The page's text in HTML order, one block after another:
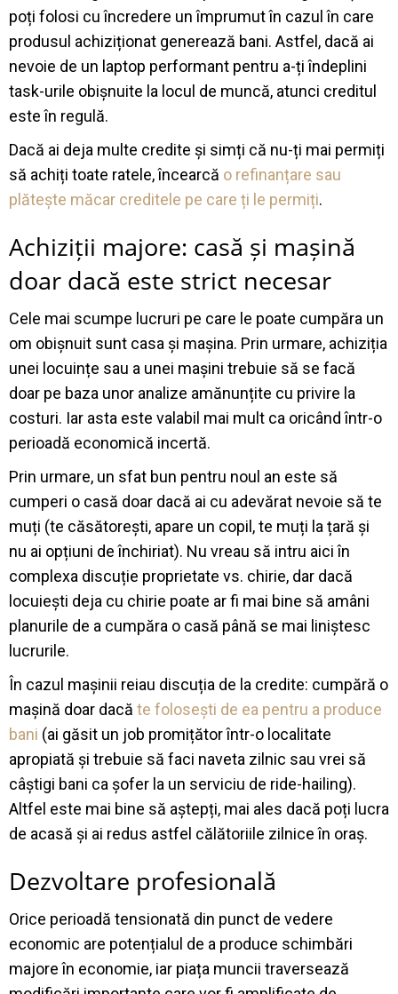
poți folosi cu încredere un împrumut în cazul în care
produsul achiziționat generează bani. Astfel, dacă ai
nevoie de un laptop performant pentru a-ți îndeplini
task-urile obișnuite la locul de muncă, atunci creditul
este în regulă.
Dacă ai deja multe credite și simți că nu-ți mai permiți
să achiți toate ratele, încearcă o refinanțare sau
plătește măcar creditele pe care ți le permiți.
Achiziții majore: casă și mașină
doar dacă este strict necesar
Cele mai scumpe lucruri pe care le poate cumpăra un
om obișnuit sunt casa și mașina. Prin urmare, achiziția
unei locuințe sau a unei mașini trebuie să se facă
doar pe baza unor analize amănunțite cu privire la
costuri. Iar asta este valabil mai mult ca oricând într-o
perioadă economică incertă.
Prin urmare, un sfat bun pentru noul an este să
cumperi o casă doar dacă ai cu adevărat nevoie să te
muți (te căsătorești, apare un copil, te muți la țară și
nu ai opțiuni de închiriat). Nu vreau să intru aici în
complexa discuție proprietate vs. chirie, dar dacă
locuiești deja cu chirie poate ar fi mai bine să amâni
planurile de a cumpăra o casă până se mai liniștesc
lucrurile.
În cazul mașinii reiau discuția de la credite: cumpără o
mașină doar dacă te folosești de ea pentru a produce
bani (ai găsit un job promițător într-o localitate
apropiată și trebuie să faci naveta zilnic sau vrei să
câștigi bani ca șofer la un serviciu de ride-hailing).
Altfel este mai bine să aștepți, mai ales dacă poți lucra
de acasă și ai redus astfel călătoriile zilnice în oraș.
Dezvoltare profesională
Orice perioadă tensionată din punct de vedere
economic are potențialul de a produce schimbări
majore în economie, iar piața muncii traversează